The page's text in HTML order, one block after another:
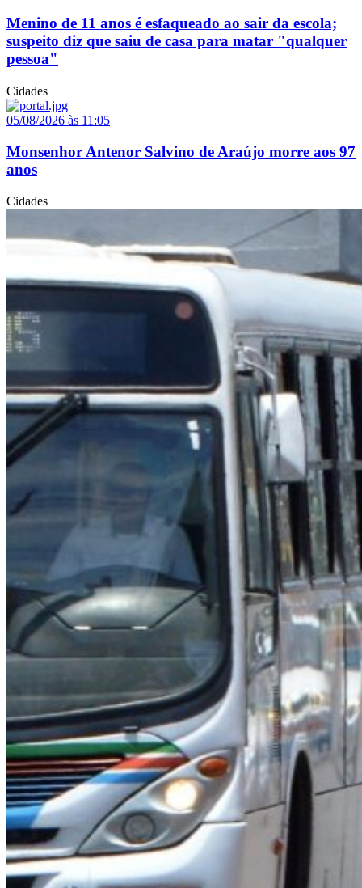
Menino de 11 anos é esfaqueado ao sair da escola;
suspeito diz que saiu de casa para matar "qualquer
pessoa"
Cidades
05/08/2026 às 11:05
Monsenhor Antenor Salvino de Araújo morre aos 97
anos
Cidades